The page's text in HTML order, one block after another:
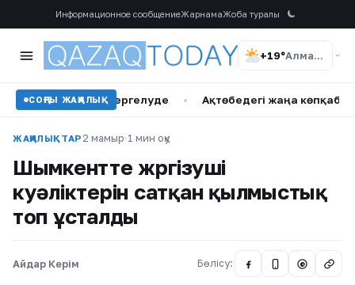
Информационное сообщениеЖарнамаЖоба туралы
+19° Алматы
СОҢҒЫ ЖАҢАЛЫҚ
жанжал тергелуде • Ақтөбедегі жаңа көпқабатты үй
ЖАҢАЛЫҚТАР 2 мамыр·1 мин оқу
Шымкентте жүргізуші
куәліктерін сатқан қылмыстық
топ ұсталды
Айдар Керім Бөлісу: @